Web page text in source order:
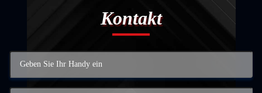
Kontakt